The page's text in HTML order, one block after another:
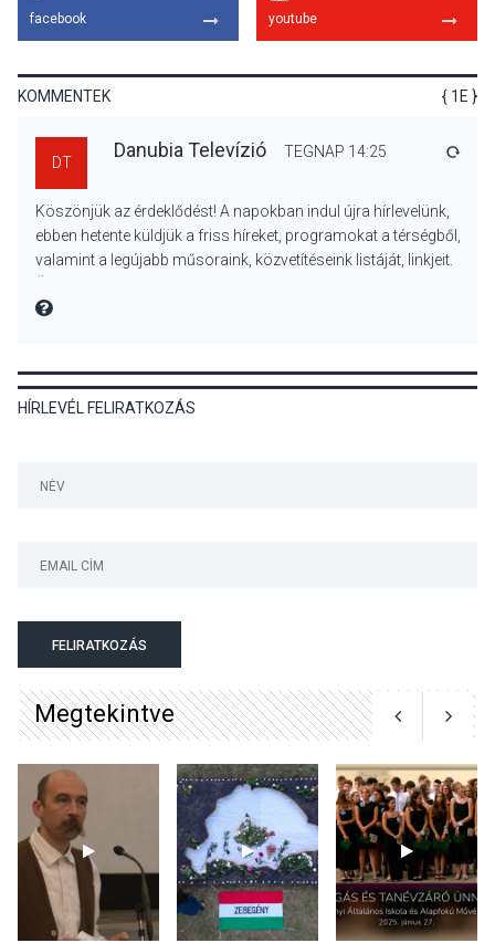
Különleges csillagles lesz
Tahitótfaluban a Bodor
KULTÚRA 2026 AUG 06
Színek, közösség és
lesz a pilismaróti Duna-
Különleges nyári élményt
kínálnak a szabadtéri
előadások a Skanzenben
KÖZÉLET 2026 AUG 05
facebook youtube
KOMMENTEK { 1E }
DT
Danubia Televízió TEGNAP 14:25
Köszönjük az érdeklődést! A napokban indul újra hírlevelünk,
ebben hetente küldjük a friss híreket, programokat a térségből,
valamint a legújabb műsoraink, közvetítéseink listáját, linkjeit.
MIRE MONDTA
HÍRLEVÉL FELIRATKOZÁS
FELIRATKOZÁS
Megtekintve